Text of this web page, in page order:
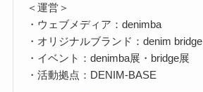
＜運営＞
・ウェブメディア：denimba
・オリジナルブランド：denim bridge
・イベント：denimba展・bridge展
・活動拠点：DENIM-BASE